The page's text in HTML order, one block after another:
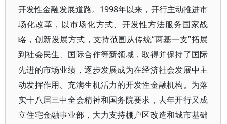
开发性金融发展道路。1998年以来，开行主动推进市
场化改革，以市场化方式、开发性方法服务国家战
略，创新发展方式，支持范围从传统“两基一支”拓展
到社会民生、国际合作等新领域，取得并保持了国际
先进的市场业绩，逐步发展成为在经济社会发展中主
动发挥作用、充满生机活力的开发性金融机构。为落
实十八届三中全会精神和国务院要求，去年开行又成
立住宅金融事业部，大力支持棚户区改造和城市基础